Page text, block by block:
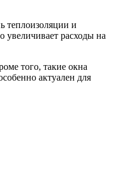
теплоизоляции и
увеличивает расходы на
того, такие окна
актуален для